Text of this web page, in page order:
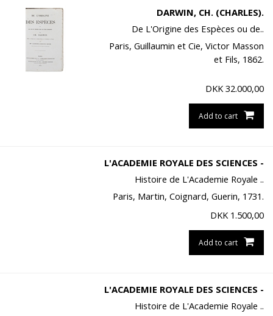
DARWIN, CH. (CHARLES).
De L'Origine des Espèces ou de..
Paris, Guillaumin et Cie, Victor Masson
et Fils, 1862.
DKK 32.000,00
Add to cart
L'ACADEMIE ROYALE DES SCIENCES -
Histoire de L'Academie Royale ..
Paris, Martin, Coignard, Guerin, 1731.
DKK 1.500,00
Add to cart
L'ACADEMIE ROYALE DES SCIENCES -
Histoire de L'Academie Royale ..